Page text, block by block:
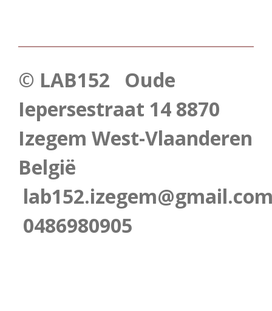
© LAB152 Oude
Iepersestraat 14 8870
Izegem West-Vlaanderen
België
0486980905